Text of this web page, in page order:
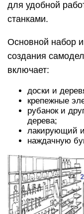
для удобной
станками.
Основной набор
создания
включает:
доски и
крепежные
рубанок и
дерева;
лакирующий
наждачную